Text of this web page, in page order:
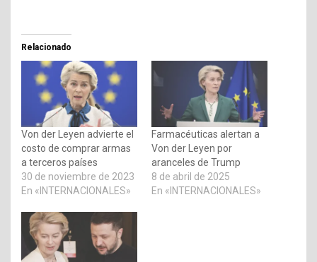
Relacionado
Von der Leyen advierte el
costo de comprar armas
a terceros países
30 de noviembre de 2023
En «INTERNACIONALES»
Farmacéuticas alertan a
Von der Leyen por
aranceles de Trump
8 de abril de 2025
En «INTERNACIONALES»